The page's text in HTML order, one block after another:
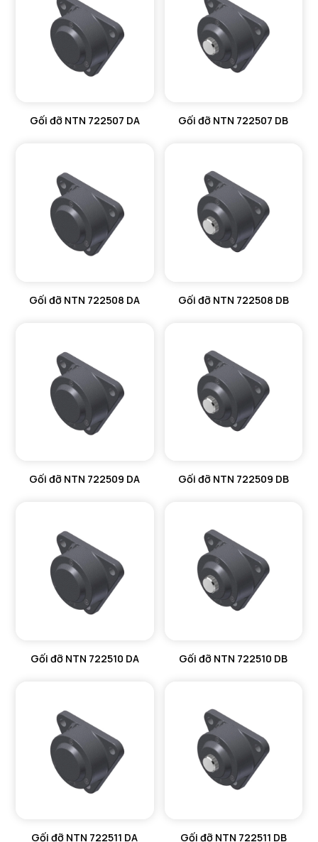
Gối đỡ NTN 722507 DA Gối đỡ NTN 722507 DB
Gối đỡ NTN 722508 DA Gối đỡ NTN 722508 DB
Gối đỡ NTN 722509 DA Gối đỡ NTN 722509 DB
Gối đỡ NTN 722510 DA Gối đỡ NTN 722510 DB
Gối đỡ NTN 722511 DA Gối đỡ NTN 722511 DB